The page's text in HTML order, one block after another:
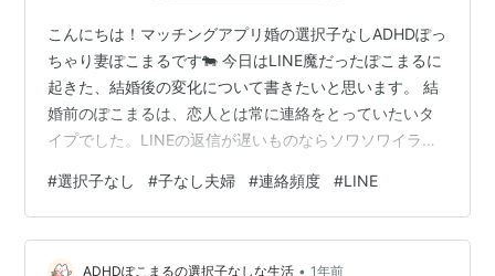
こんにちは！マッチングアプリ婚の選択子なしADHDぽっ
ちゃり妻ぽこまるです🐄 今日はLINE魔だったぽこまるに
起きた、結婚後の変化について書きたいと思います。 結
婚前のぽこまるは、恋人とは常に連絡をとっていたいタ
イプでした。LINEの返信が遅いものならソワソワイライ
タイプだったのですが、前職はガチガチの夜勤がある仕
事だったので、長時間連絡がとれなくなることがありま
した。 実家で暮らしているのに、常にどこか孤独感があ
り、繋がっていないと不安になってしまうんです。 それ
#選択子なし #子なし夫婦 #連絡頻度 #LINE
ADHDぽこまるの選択子なしな生活 • 1年前